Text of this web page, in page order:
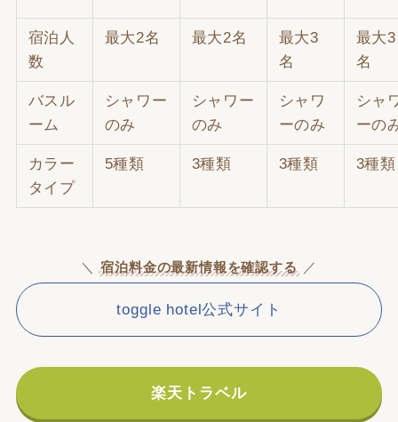
宿泊人
数
最大2名 最大2名
最大3
名
最大3
名
バスル
ーム
シャワー
のみ
シャワー
のみ
シャワ
ーのみ
シャ
ーの
カラー
タイプ
5種類 3種類 3種類 3種類
＼ 宿泊料金の最新情報を確認する ／
toggle hotel公式サイト
楽天トラベル